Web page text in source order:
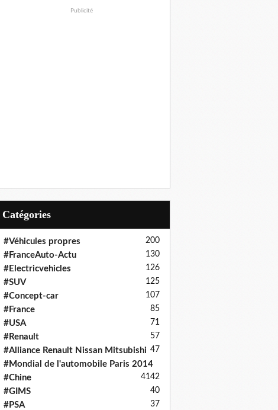
Publicité
Catégories
#Véhicules propres 200
#FranceAuto-Actu 130
#Electricvehicles 126
#SUV 125
#Concept-car 107
#France 85
#USA 71
#Renault 57
#Alliance Renault Nissan Mitsubishi 47
#Mondial de l'automobile Paris 2014
42
#Chine 41
#GIMS 40
#PSA 37